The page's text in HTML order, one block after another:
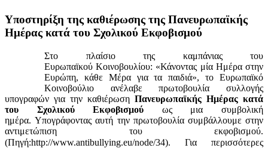
Yποστηρίξη της καθιέρωσης της Πανευρωπαϊκής
Ημέρας κατά του Σχολικού Εκφοβισμού
Στο πλαίσιο της καμπάνιας του
Ευρωπαϊκού Κοινοβουλίου: «Κάνοντας μία Ημέρα στην
Ευρώπη, κάθε Μέρα για τα παιδιά», το Ευρωπαϊκό
Κοινοβούλιο ανέλαβε πρωτοβουλία συλλογής
υπογραφών για την καθιέρωση Πανευρωπαϊκής Ημέρας κατά
του Σχολικού Εκφοβισμού ως μια συμβολική
ημέρα. Υπογράφοντας αυτή την πρωτοβουλία συμβάλλουμε στην
αντιμετώπιση του εκφοβισμού.
(Πηγή:http://www.antibullying.eu/node/34). Για περισσότερες